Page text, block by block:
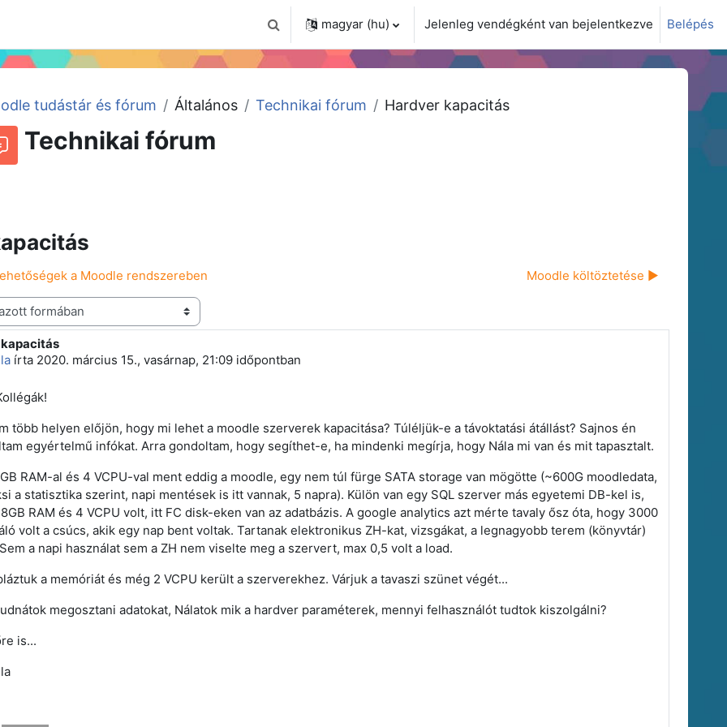
Keresési bemeneti adatok váltása
magyar ‎(hu)‎ Jelenleg vendégként van bejelentkezve Belépés
tudástár és fórum Általános Technikai fórum Hardver kapacitás
Technikai fórum
a Moodle rendszereben Moodle költöztetése ▶︎
írta 2020. március 15., vasárnap, 21:09 időpontban
szám: 0
több helyen előjön, hogy mi lehet a moodle szerverek kapacitása? Túléljük-e a távoktatási átállást? Sajnos én
egyértelmű infókat. Arra gondoltam, hogy segíthet-e, ha mindenki megírja, hogy Nála mi van és mit tapasztalt.
RAM-al és 4 VCPU-val ment eddig a moodle, egy nem túl fürge SATA storage van mögötte (~600G moodledata,
a statisztika szerint, napi mentések is itt vannak, 5 napra). Külön van egy SQL szerver más egyetemi DB-kel is,
RAM és 4 VCPU volt, itt FC disk-eken van az adatbázis. A google analytics azt mérte tavaly ősz óta, hogy 3000
volt a csúcs, akik egy nap bent voltak. Tartanak elektronikus ZH-kat, vizsgákat, a legnagyobb terem (könyvtár)
a napi használat sem a ZH nem viselte meg a szervert, max 0,5 volt a load.
a memóriát és még 2 VCPU került a szerverekhez. Várjuk a tavaszi szünet végét...
megosztani adatokat, Nálatok mik a hardver paraméterek, mennyi felhasználót tudtok kiszolgálni?
is...